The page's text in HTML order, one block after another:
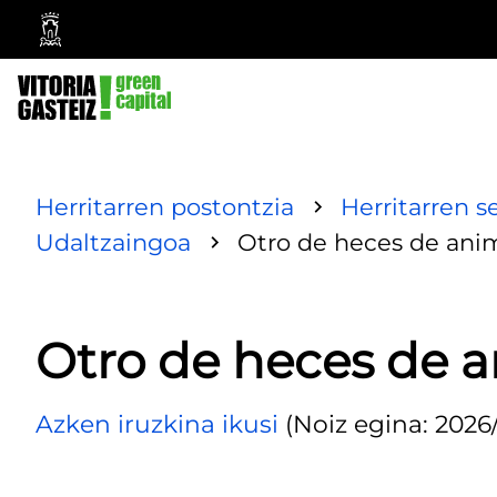
Vitoria-
Gasteizko
Udala
Herritarren postontzia
Herritarren
Udaltzaingoa
Otro de heces de
Otro de heces de
Azken iruzkina ikusi (Noiz egina: